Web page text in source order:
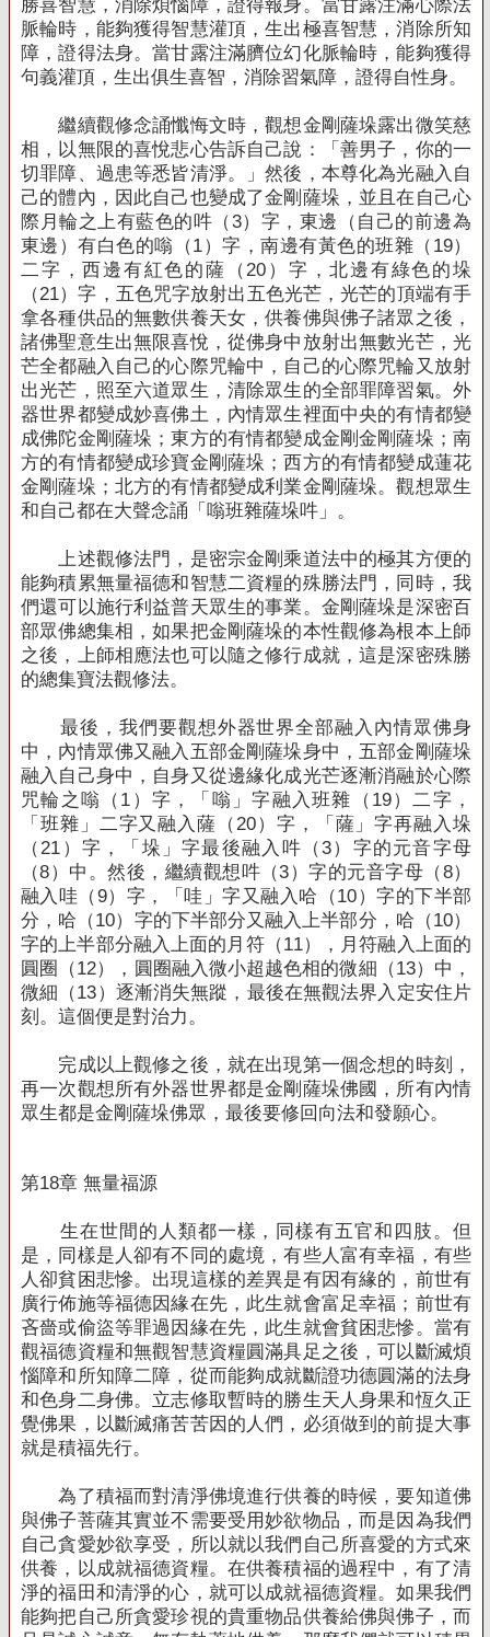
勝喜智慧，消除煩惱障，證得報身。當甘露注滿心際法
脈輪時，能夠獲得智慧灌頂，生出極喜智慧，消除所知
障，證得法身。當甘露注滿臍位幻化脈輪時，能夠獲得
句義灌頂，生出俱生喜智，消除習氣障，證得自性身。
繼續觀修念誦懺悔文時，觀想金剛薩垛露出微笑慈
相，以無限的喜悅悲心告訴自己說：「善男子，你的一
切罪障、過患等悉皆清淨。」然後，本尊化為光融入自
己的體內，因此自己也變成了金剛薩垛，並且在自己心
際月輪之上有藍色的吽（3）字，東邊（自己的前邊為
東邊）有白色的嗡（1）字，南邊有黃色的班雜（ 19）
二字，西邊有紅色的薩（20 ）字，北邊有綠色的垛
（21）字，五色咒字放射出五色光芒，光芒的頂端有手
拿各種供品的無數供養天女，供養佛與佛子諸眾之後，
諸佛聖意生出無限喜悅，從佛身中放射出無數光芒，光
芒全都融入自己的心際咒輪中，自己的心際咒輪又放射
出光芒，照至六道眾生，清除眾生的全部罪障習氣。外
器世界都變成妙喜佛土，內情眾生裡面中央的有情都變
成佛陀金剛薩垛；東方的有情都變成金剛金剛薩垛；南
方的有情都變成珍寶金剛薩垛；西方的有情都變成蓮花
金剛薩垛；北方的有情都變成利業金剛薩垛。觀想眾生
和自己都在大聲念誦「嗡班雜薩垛吽」。
上述觀修法門，是密宗金剛乘道法中的極其方便的
能夠積累無量福德和智慧二資糧的殊勝法門，同時，我
們還可以施行利益普天眾生的事業。金剛薩垛是深密百
部眾佛總集相，如果把金剛薩垛的本性觀修為根本上師
之後，上師相應法也可以隨之修行成就，這是深密殊勝
的總集寶法觀修法。
最後，我們要觀想外器世界全部融入內情眾佛身
中，內情眾佛又融入五部金剛薩垛身中，五部金剛薩垛
融入自己身中，自身又從邊緣化成光芒逐漸消融於心際
咒輪之嗡（ 1 ）字，「嗡」字融入班雜（ 19）二字，
「班雜」二字又融入薩（20）字，「薩」字再融入垛
（21 ）字，「垛」字最後融入吽（3）字的元音字母
（8）中。然後，繼續觀想吽（3）字的元音字母（8）
融入哇（9）字，「哇」字又融入哈（10）字的下半部
分，哈（10）字的下半部分又融入上半部分，哈（10）
字的上半部分融入上面的月符（11），月符融入上面的
圓圈（12），圓圈融入微小超越色相的微細（13）中，
微細（13）逐漸消失無蹤，最後在無觀法界入定安住片
刻。這個便是對治力。
完成以上觀修之後，就在出現第一個念想的時刻，
再一次觀想所有外器世界都是金剛薩垛佛國，所有內情
眾生都是金剛薩垛佛眾，最後要修回向法和發願心。
第18章 無量福源
生在世間的人類都一樣，同樣有五官和四肢。但
是，同樣是人卻有不同的處境，有些人富有幸福，有些
人卻貧困悲慘。出現這樣的差異是有因有緣的，前世有
廣行佈施等福德因緣在先，此生就會富足幸福；前世有
吝嗇或偷盜等罪過因緣在先，此生就會貧困悲慘。當有
觀福德資糧和無觀智慧資糧圓滿具足之後，可以斷滅煩
惱障和所知障二障，從而能夠成就斷證功德圓滿的法身
和色身二身佛。立志修取暫時的勝生天人身果和恆久正
覺佛果，以斷滅痛苦苦因的人們，必須做到的前提大事
就是積福先行。
為了積福而對清淨佛境進行供養的時候，要知道佛
與佛子菩薩其實並不需要受用妙欲物品，而是因為我們
自己貪愛妙欲享受，所以就以我們自己所喜愛的方式來
供養，以成就福德資糧。在供養積福的過程中，有了清
淨的福田和清淨的心，就可以成就福德資糧。如果我們
能夠把自己所貪愛珍視的貴重物品供養給佛與佛子，而